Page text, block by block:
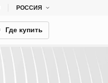
РОССИЯ
Где купить